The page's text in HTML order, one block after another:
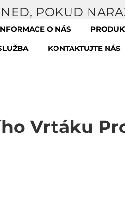
POKUD
O NÁS
KONTAKTUJTE NÁS
Vrtáku